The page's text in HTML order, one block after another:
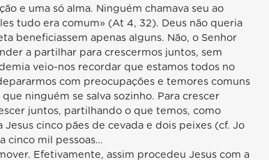
e uma só alma. Ninguém chamava seu ao
tudo era comum» (At 4, 32). Deus não queria
beneficiassem apenas alguns. Não, o Senhor
a partilhar para crescermos juntos, sem
veio-nos recordar que estamos todos no
com preocupações e temores comuns
ninguém se salva sozinho. Para crescer
juntos, partilhando o que temos, como
cinco pães de cevada e dois peixes (cf. Jo
cinco mil pessoas…
Efetivamente, assim procedeu Jesus com a